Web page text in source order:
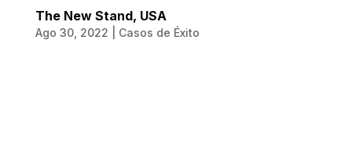
The New Stand, USA
Ago 30, 2022 Casos de Éxito